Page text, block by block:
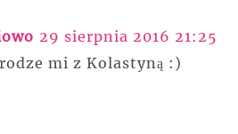
29 sierpnia 2016 21:25
mi z Kolastyną :)